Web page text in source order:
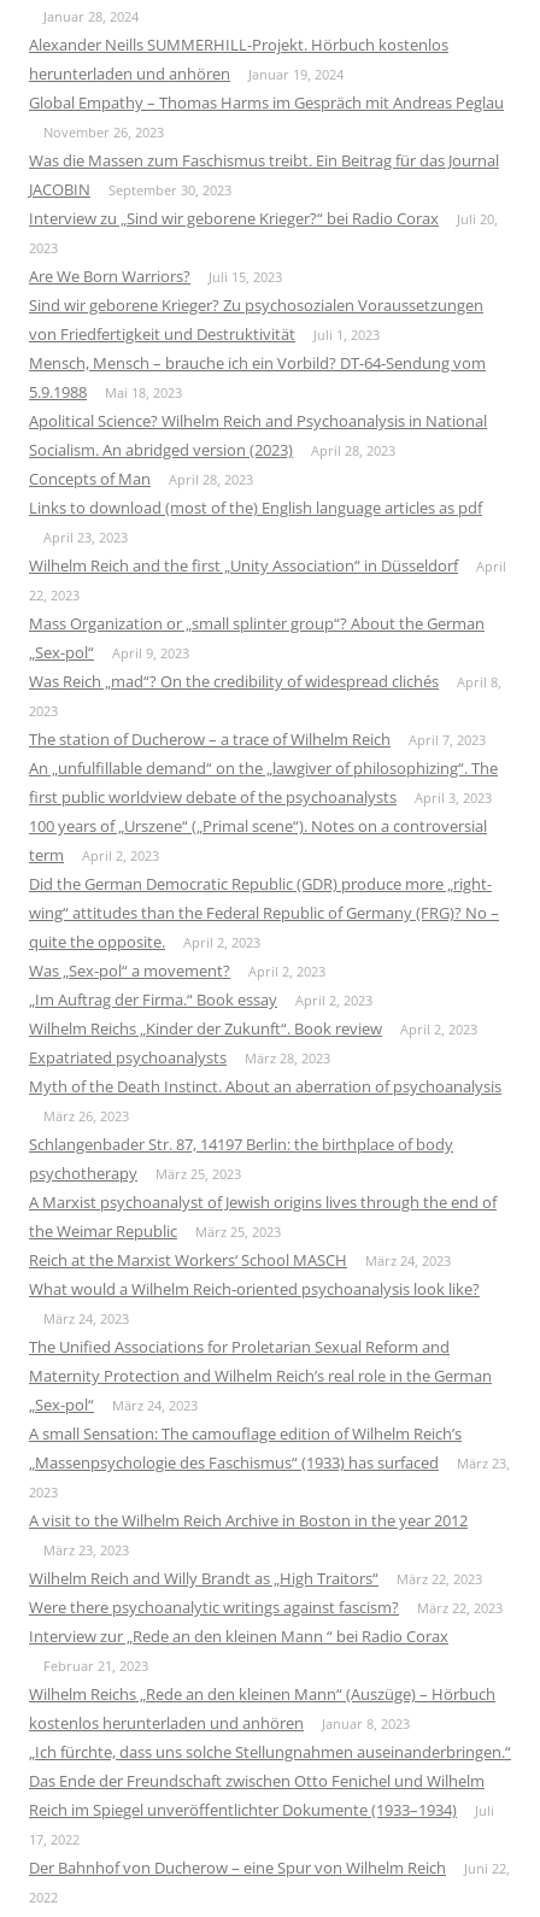
Januar 28, 2024
Alexander Neills SUMMERHILL-Projekt. Hörbuch kostenlos
herunterladen und anhören
Januar 19, 2024
Global Empathy – Thomas Harms im Gespräch mit Andreas Peglau
November 26, 2023
Was die Massen zum Faschismus treibt. Ein Beitrag für das Journal
JACOBIN
September 30, 2023
Interview zu „Sind wir geborene Krieger?“ bei Radio Corax
Juli 20,
2023
Are We Born Warriors? Juli 15, 2023
Sind wir geborene Krieger? Zu psychosozialen Voraussetzungen
von Friedfertigkeit und Destruktivität
Juli 1, 2023
Mensch, Mensch – brauche ich ein Vorbild? DT-64-Sendung vom
5.9.1988
Mai 18, 2023
Apolitical Science? Wilhelm Reich and Psychoanalysis in National
Socialism. An abridged version (2023)
April 28, 2023
Concepts of Man April 28, 2023
Links to download (most of the) English language articles as pdf
April 23, 2023
Wilhelm Reich and the first „Unity Association“ in Düsseldorf
April
22, 2023
Mass Organization or „small splinter group“? About the German
„Sex-pol“
April 9, 2023
Was Reich „mad“? On the credibility of widespread clichés
April 8,
2023
The station of Ducherow – a trace of Wilhelm Reich April 7, 2023
An „unfulfillable demand“ on the „lawgiver of philosophizing“. The
first public worldview debate of the psychoanalysts
April 3, 2023
100 years of „Urszene“ („Primal scene“). Notes on a controversial
term
April 2, 2023
Did the German Democratic Republic (GDR) produce more „right-
wing“ attitudes than the Federal Republic of Germany (FRG)? No –
quite the opposite.
April 2, 2023
Was „Sex-pol“ a movement? April 2, 2023
„Im Auftrag der Firma.“ Book essay April 2, 2023
Wilhelm Reichs „Kinder der Zukunft“. Book review April 2, 2023
Expatriated psychoanalysts März 28, 2023
Myth of the Death Instinct. About an aberration of psychoanalysis
März 26, 2023
Schlangenbader Str. 87, 14197 Berlin: the birthplace of body
psychotherapy
März 25, 2023
A Marxist psychoanalyst of Jewish origins lives through the end of
the Weimar Republic
März 25, 2023
Reich at the Marxist Workers‘ School MASCH März 24, 2023
What would a Wilhelm Reich-oriented psychoanalysis look like?
März 24, 2023
The Unified Associations for Proletarian Sexual Reform and
Maternity Protection and Wilhelm Reich’s real role in the German
„Sex-pol“
März 24, 2023
A small Sensation: The camouflage edition of Wilhelm Reich’s
„Massenpsychologie des Faschismus“ (1933) has surfaced
März 23,
2023
A visit to the Wilhelm Reich Archive in Boston in the year 2012
März 23, 2023
Wilhelm Reich and Willy Brandt as „High Traitors“ März 22, 2023
Were there psychoanalytic writings against fascism? März 22, 2023
Interview zur „Rede an den kleinen Mann “ bei Radio Corax
Februar 21, 2023
Wilhelm Reichs „Rede an den kleinen Mann“ (Auszüge) – Hörbuch
kostenlos herunterladen und anhören
Januar 8, 2023
„Ich fürchte, dass uns solche Stellungnahmen auseinanderbringen.“
Das Ende der Freundschaft zwischen Otto Fenichel und Wilhelm
Reich im Spiegel unveröffentlichter Dokumente (1933–1934)
Juli
17, 2022
Der Bahnhof von Ducherow – eine Spur von Wilhelm Reich
Juni 22,
2022